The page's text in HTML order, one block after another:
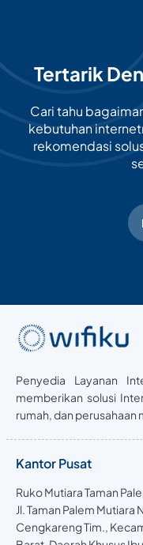
Tertarik
Cari tahu
kebutuhan
rekomendasi
Penyedia Layanan
memberikan solusi
rumah, dan perusahaan
Kantor Pusat
Ruko Mutiara Taman
Jl. Taman Palem Mutiara
Cengkareng Tim.,